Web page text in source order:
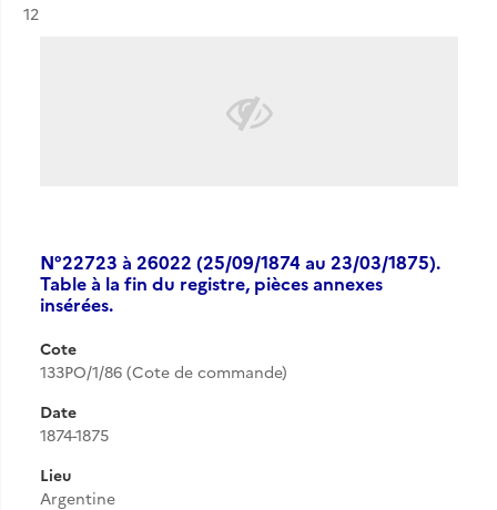
Résultat n°
12
N°22723 à 26022 (25/09/1874 au 23/03/1875).
Table à la fin du registre, pièces annexes
insérées.
Cote
133PO/1/86 (Cote de commande)
Date
1874-1875
Lieu
Argentine